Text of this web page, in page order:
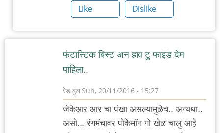
चिंतातुर
जंतू
Like
Dislike
फंटास्टिक बिस्ट अन हाव टु फाइंड देम
पाहिला..
रेड बुल Sun, 20/11/2016 - 15:27
जेकेआर आर चा पंखा असल्यामुळेच.. अन्यथा..
असो... रंगमंचावर पोकेमॉन गो खेळ चालु आहे